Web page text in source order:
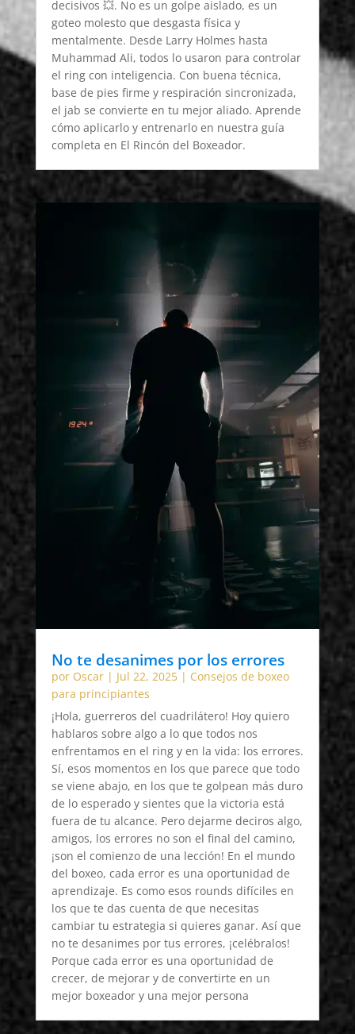
decisivos 💥. No es un golpe aislado, es un
goteo molesto que desgasta física y
mentalmente. Desde Larry Holmes hasta
Muhammad Ali, todos lo usaron para controlar
el ring con inteligencia. Con buena técnica,
base de pies firme y respiración sincronizada,
el jab se convierte en tu mejor aliado. Aprende
cómo aplicarlo y entrenarlo en nuestra guía
completa en El Rincón del Boxeador.
No te desanimes por los errores
por Oscar| Jul 22, 2025| Consejos de boxeo
para principiantes
¡Hola, guerreros del cuadrilátero! Hoy quiero
hablaros sobre algo a lo que todos nos
enfrentamos en el ring y en la vida: los errores.
Sí, esos momentos en los que parece que todo
se viene abajo, en los que te golpean más duro
de lo esperado y sientes que la victoria está
fuera de tu alcance. Pero dejarme deciros algo,
amigos, los errores no son el final del camino,
¡son el comienzo de una lección! En el mundo
del boxeo, cada error es una oportunidad de
aprendizaje. Es como esos rounds difíciles en
los que te das cuenta de que necesitas
cambiar tu estrategia si quieres ganar. Así que
no te desanimes por tus errores, ¡celébralos!
Porque cada error es una oportunidad de
crecer, de mejorar y de convertirte en un
mejor boxeador y una mejor persona